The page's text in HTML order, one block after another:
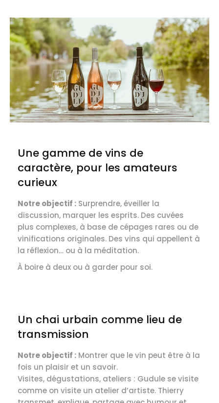
Une gamme de vins de
caractère, pour les amateurs
curieux
Notre objectif : Surprendre, éveiller la
discussion, marquer les esprits. Des cuvées
plus complexes, à base de cépages rares ou de
vinifications originales. Des vins qui appellent à
la réflexion… ou à la méditation.
À boire à deux ou à garder pour soi.
Un chai urbain comme lieu de
transmission
Notre objectif : Montrer que le vin peut être à la
fois un plaisir et un savoir.
Visites, dégustations, ateliers : Gudule se visite
comme on visite un atelier d’artiste. Thierry